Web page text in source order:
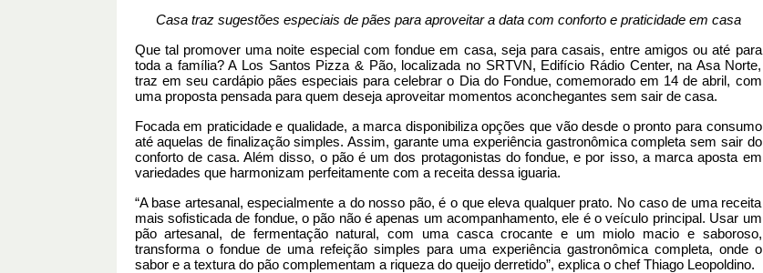
Casa traz sugestões especiais de pães para aproveitar a data com conforto e praticidade em casa
Que tal promover uma noite especial comfondue em casa, seja para casais, entre amigos ou até para
toda a família? A Los Santos Pizza & Pão, localizada no SRTVN, Edifício Rádio Center, na Asa Norte,
traz em seu cardápio pães especiais para celebrar o Dia do Fondue, comemorado em 14 de abril, com
uma proposta pensada para quem deseja aproveitar momentos aconchegantes sem sair de casa.
Focada em praticidade e qualidade, a marca disponibiliza opções que vão desde o pronto para consumo
até aquelas de finalização simples. Assim, garante uma experiência gastronômica completa sem sair do
conforto de casa. Além disso, o pão é um dos protagonistas dofondue, e por isso, a marca aposta em
variedades que harmonizam perfeitamente com a receita dessa iguaria.
“A base artesanal, especialmente a do nosso pão, é o que eleva qualquer prato. No caso de uma receita
mais sofisticada de fondue, o pão não é apenas um acompanhamento, ele é o veículo principal. Usar um
pão artesanal, de fermentação natural, com uma casca crocante e um miolo macio e saboroso,
transforma o fonduede uma refeição simples para uma experiência gastronômica completa, onde o
sabor e a textura do pão complementam a riqueza do queijo derretido”, explica o chef Thiago Leopoldino.